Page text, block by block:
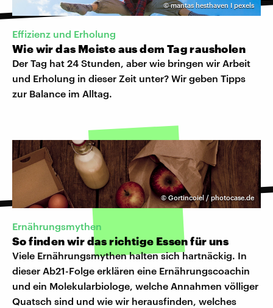
©mantas hesthaven I pexels
Effizienz und Erholung
Wie wir das Meiste aus dem Tag rausholen
Der Tag hat 24 Stunden, aber wie bringen wir Arbeit
und Erholung in dieser Zeit unter? Wir geben Tipps
zur Balance im Alltag.
© Gortincoiel / photocase.de
Ernährungsmythen
So finden wir das richtige Essen für uns
Viele Ernährungsmythen halten sich hartnäckig. In
dieser Ab21-Folge erklären eine Ernährungscoachin
und ein Molekularbiologe, welche Annahmen völliger
Quatsch sind und wie wir herausfinden, welches